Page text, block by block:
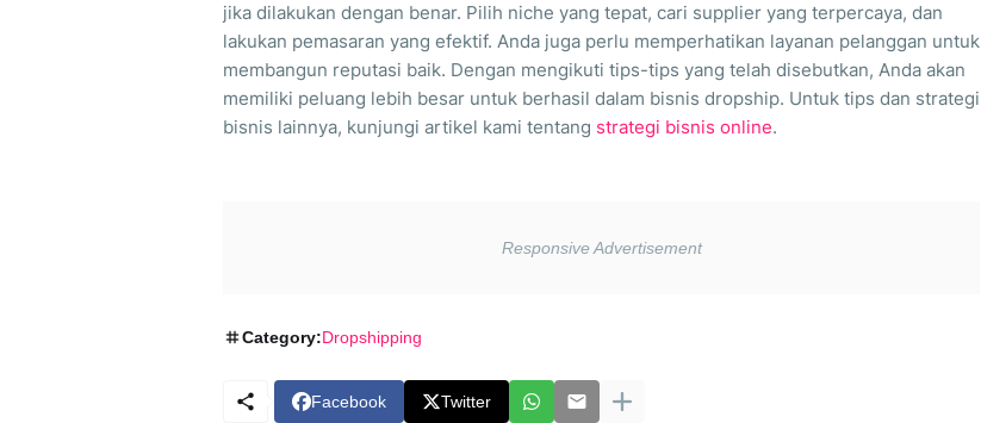
jika dilakukan dengan benar. Pilih niche yang tepat, cari supplier yang terpercaya, dan
lakukan pemasaran yang efektif. Anda juga perlu memperhatikan layanan pelanggan untuk
membangun reputasi baik. Dengan mengikuti tips-tips yang telah disebutkan, Anda akan
memiliki peluang lebih besar untuk berhasil dalam bisnis dropship. Untuk tips dan strategi
bisnis lainnya, kunjungi artikel kami tentang strategi bisnis online.
Category:Dropshipping
Facebook Twitter